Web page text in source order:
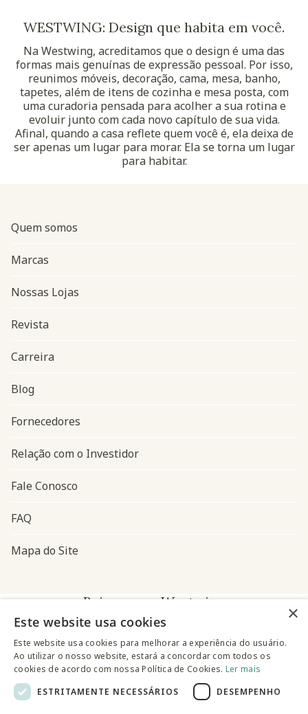
WESTWING: Design que habita em você.
Na Westwing, acreditamos que o design é uma das
formas mais genuínas de expressão pessoal. Por isso,
reunimos móveis, decoração, cama, mesa, banho,
tapetes, além de itens de cozinha e mesa posta, com
uma curadoria pensada para acolher a sua rotina e
evoluir junto com cada novo capítulo de sua vida.
Afinal, quando a casa reflete quem você é, ela deixa de
ser apenas um lugar para morar. Ela se torna um lugar
para habitar.
Navegação do rodapé
Quem somos
Marcas
Nossas Lojas
Revista
Carreira
Blog
Fornecedores
Relação com o Investidor
Fale Conosco
FAQ
Mapa do Site
Baixe o app Westwing
×
Este website usa cookies
Este website usa cookies para melhorar a experiência do usuário.
Ao utilizar o nosso website, estará a concordar com todos os
cookies de acordo com nossa Política de Cookies. Ler mais
ESTRITAMENTE NECESSÁRIOS
DESEMPENHO